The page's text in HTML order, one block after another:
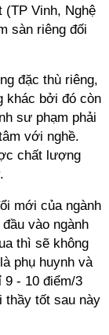
(TP Vinh, Nghệ
sàn riêng đối
đặc thù riêng,
khác bởi đó còn
sư phạm phải
với nghề.
chất lượng
mới của ngành
vào ngành
thì sẽ không
phụ huynh và
9 - 10 điểm/3
thầy tốt sau này